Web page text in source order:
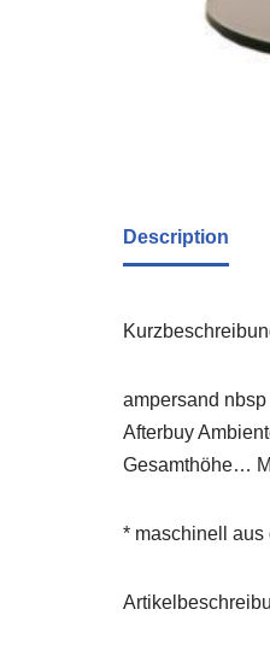
Description
ampersand
Afterbuy
Gesamthöhe…
* maschinell aus